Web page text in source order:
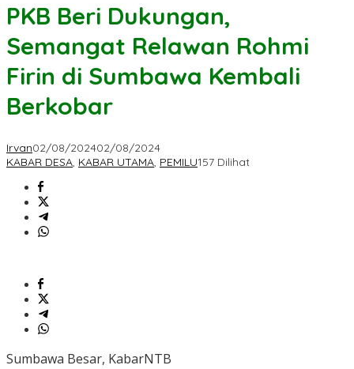
PKB Beri Dukungan,
Semangat Relawan Rohmi
Firin di Sumbawa Kembali
Berkobar
Irvan02/08/202402/08/2024
KABAR DESA, KABAR UTAMA, PEMILU157 Dilihat
Sumbawa Besar, KabarNTB